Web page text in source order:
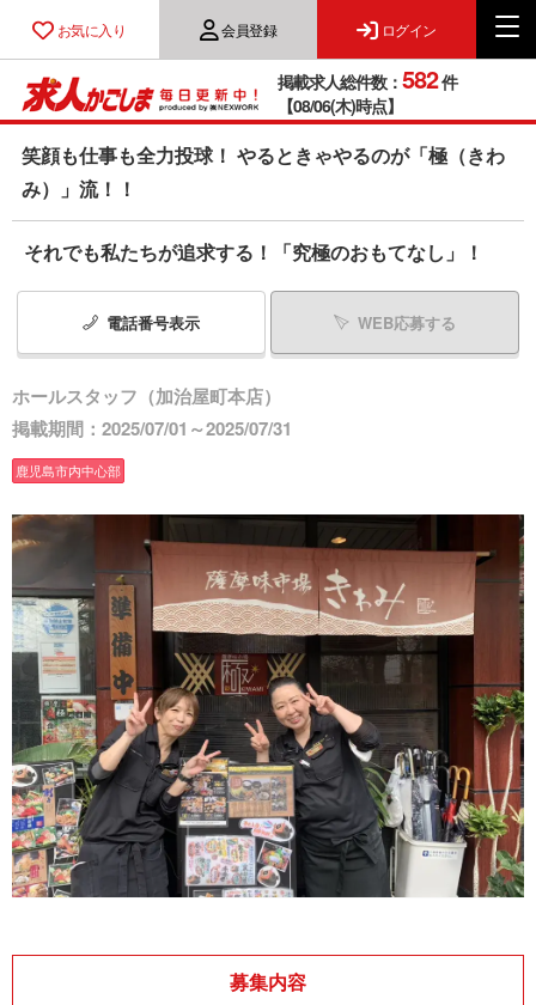
お気に入り 会員登録 ログイン
掲載求人総件数： 582件
【08/06(木)時点】
笑顔も仕事も全力投球！ やるときゃやるのが「極（きわ
み）」流！！
それでも私たちが追求する！「究極のおもてなし」！
電話番号表示 WEB応募する
ホールスタッフ（加治屋町本店）
掲載期間：2025/07/01～2025/07/31
鹿児島市内中心部
募集内容